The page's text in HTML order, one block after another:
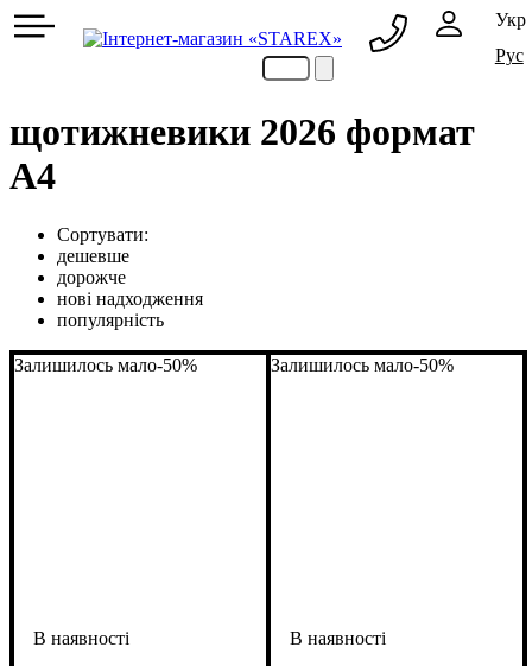
щотижневики 2026 формат
А4
Сортувати:
дешевше
дорожче
нові надходження
популярність
Залишилось мало-50% Залишилось мало-50%
063 216 24 23
Укр
Рус